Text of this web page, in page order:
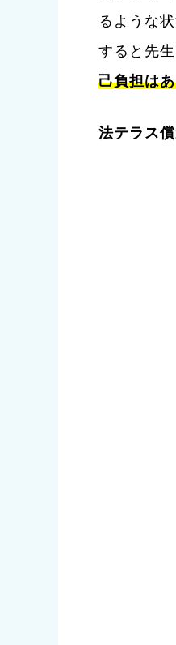
るような
すると先
己負担は
法テラス